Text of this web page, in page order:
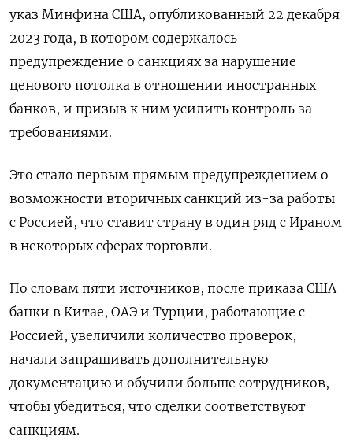
указ Минфина США, опубликованный 22 декабря
2023 года, в котором содержалось
предупреждение о санкциях за нарушение
ценового потолка в отношении иностранных
банков, и призыв к ним усилить контроль за
требованиями.
Это стало первым прямым предупреждением о
возможности вторичных санкций из-за работы
с Россией, что ставит страну в один ряд с Ираном
в некоторых сферах торговли.
По словам пяти источников, после приказа США
банки в Китае, ОАЭ и Турции, работающие с
Россией, увеличили количество проверок,
начали запрашивать дополнительную
документацию и обучили больше сотрудников,
чтобы убедиться, что сделки соответствуют
санкциям.